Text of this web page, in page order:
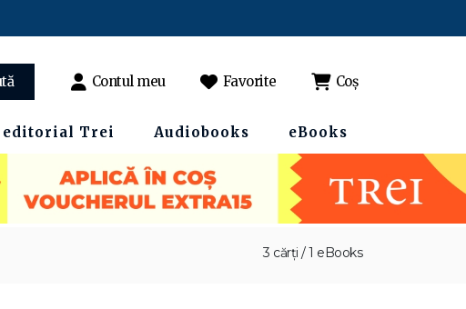
Contul meu Favorite Coș
editorial Trei Audiobooks eBooks
3 cărți / 1 eBooks